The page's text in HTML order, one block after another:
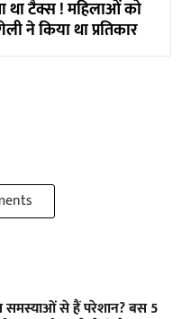
था टैक्स ! महिलाओं को
ने किया था प्रतिकार
समस्याओं से हैं परेशान? बस 5